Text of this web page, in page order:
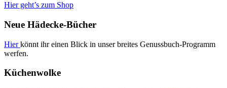
Hier geht’s zum Shop
Neue Hädecke-Bücher
Hierkönnt ihr einen Blick in unser breites Genussbuch-Programm
werfen.
Küchenwolke